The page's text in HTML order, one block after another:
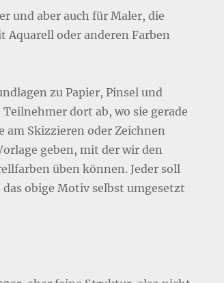
und aber auch für Maler, die
Aquarell oder anderen Farben
zu Papier, Pinsel und
dort ab, wo sie gerade
am Skizzieren oder Zeichnen
geben, mit der wir den
üben können. Jeder soll
das obige Motiv selbst umgesetzt